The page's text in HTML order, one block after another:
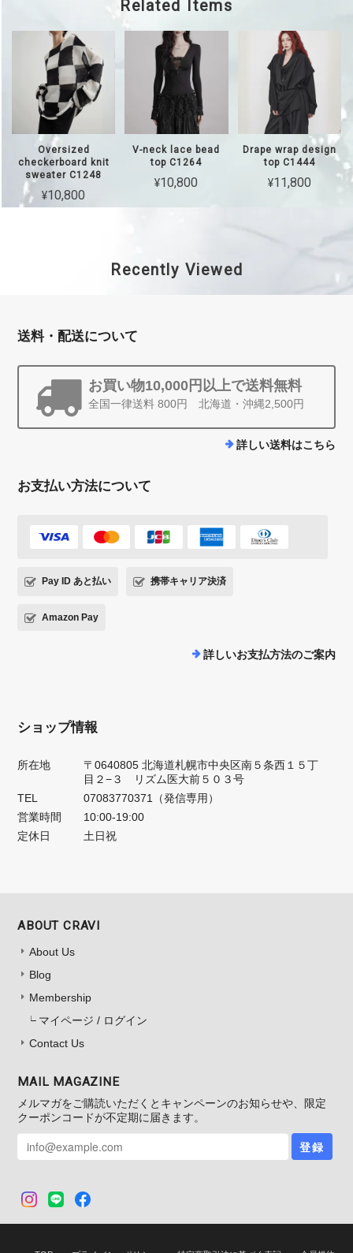
Related Items
Oversized
checkerboard knit
sweater C1248
¥10,800
V-neck lace bead
top C1264
¥10,800
Drape wrap design
top C1444
¥11,800
Recently Viewed
送料・配送について
お買い物10,000円以上で送料無料
全国一律送料 800円 北海道・沖縄2,500円
詳しい送料はこちら
お支払い方法について
Pay ID あと払い 携帯キャリア決済
Amazon Pay
詳しいお支払方法のご案内
ショップ情報
所在地
〒0640805 北海道札幌市中央区南５条西１５丁
目２−３ リズム医大前５０３号
TEL
07083770371（発信専用）
営業時間
10:00-19:00
定休日
土日祝
ABOUT CRAVI
About Us
Blog
Membership
マイページ / ログイン
Contact Us
MAIL MAGAZINE
メルマガをご購読いただくとキャンペーンのお知らせや、限定
クーポンコードが不定期に届きます。
登録